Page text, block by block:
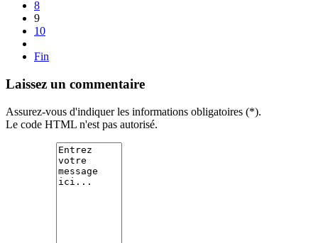
8
9
10
Fin
Laissez un commentaire
Assurez-vous d'indiquer les informations obligatoires (*).
Le code HTML n'est pas autorisé.